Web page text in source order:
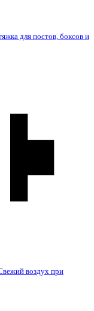
для постов, боксов и
воздух при